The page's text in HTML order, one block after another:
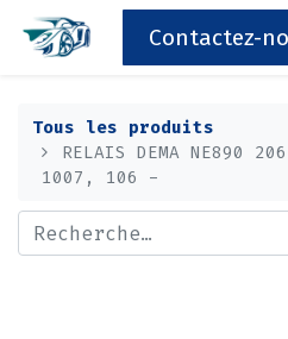
Contactez-
Tous les produits
RELAIS DEMA NE890
1007, 106 -